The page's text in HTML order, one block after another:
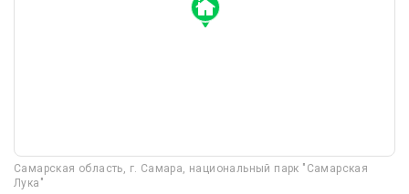
Самарская область, г. Самара, национальный парк "Самарская
Лука"